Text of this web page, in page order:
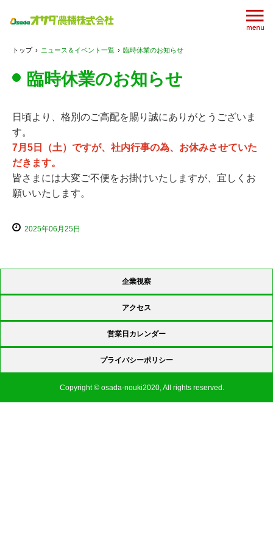
トップ › ニュース＆イベント一覧 › 臨時休業のお知らせ
臨時休業のお知らせ
日頃より、格別のご高配を賜り誠にありがとうございま
す。
7月5日（土）ですが、社内行事の為、お休みさせていた
だきます。
皆さまには大変ご不便をお掛けいたしますが、宜しくお
願いいたします。
2025年06月25日
企業視察
アクセス
営業日カレンダー
プライバシーポリシー
Copyright © osada-nouki2020, All rights reserved.